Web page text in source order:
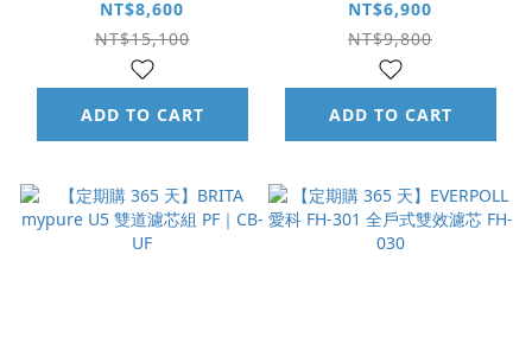
V9 雙道濾芯組 PF｜
CB-UP
NT$8,600
NT$15,100
ADD TO CART
V6 雙道濾芯組 PF｜
CB-UF
NT$6,900
NT$9,800
ADD TO CART